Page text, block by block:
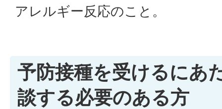
アレルギー反応のこと。
予防接種を受けるにあ
談する必要のある方